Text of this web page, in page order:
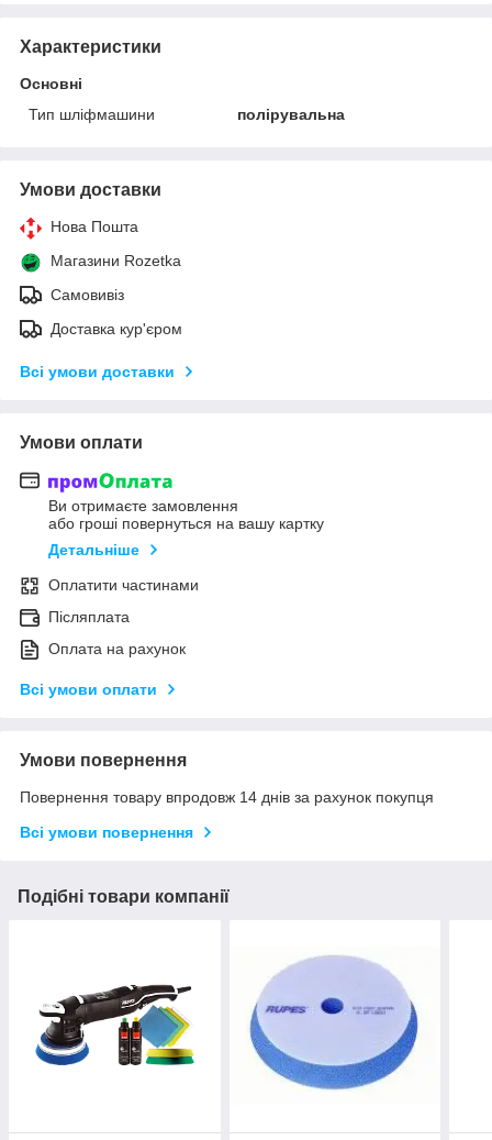
Характеристики
Основні
Тип шліфмашини
полірувальна
Умови доставки
Нова Пошта
Магазини Rozetka
Самовивіз
Доставка кур'єром
Всі умови доставки
Умови оплати
Ви отримаєте замовлення
або гроші повернуться на вашу картку
Детальніше
Оплатити частинами
Післяплата
Оплата на рахунок
Всі умови оплати
Умови повернення
Повернення товару впродовж 14 днів за рахунок покупця
Всі умови повернення
Подібні товари компанії